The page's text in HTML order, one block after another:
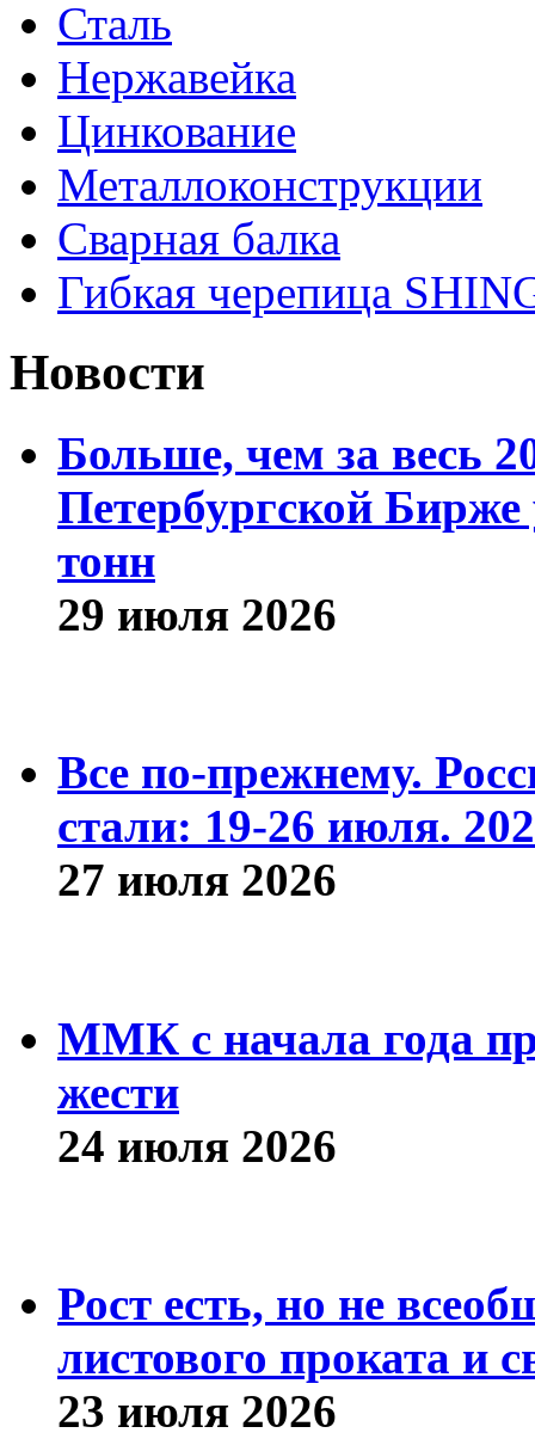
Сталь
Нержавейка
Цинкование
Металлоконструкции
Сварная балка
Гибкая черепица
Новости
Больше, чем за весь
Петербургской
тонн
29 июля 2026
Все по-прежнему.
стали: 19-26 июля.
27 июля 2026
ММК с начала года
жести
24 июля 2026
Рост есть, но не
листового проката и
23 июля 2026